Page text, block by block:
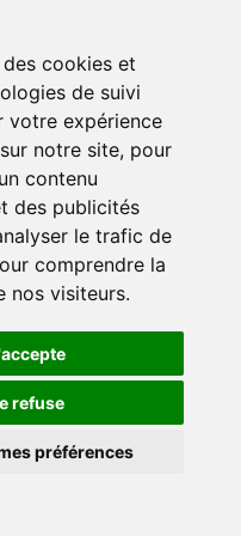
cookies et
de suivi
votre expérience
notre site, pour
contenu
des publicités
le trafic de
comprendre la
nos visiteurs.
refuse
préférences